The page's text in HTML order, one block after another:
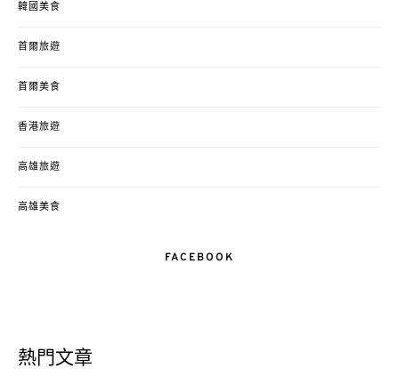
韓國美食
首爾旅遊
首爾美食
香港旅遊
高雄旅遊
高雄美食
FACEBOOK
熱門文章